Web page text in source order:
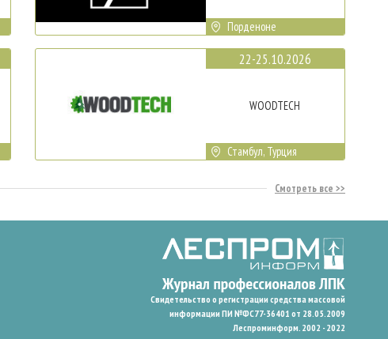
Порденоне
22-25.10.2026
WOODTECH
Стамбул, Турция
Смотреть все
Свидетельство о регистрации средства массовой
информации ПИ №ФС77-36401 от 28.05.2009
Леспроминформ. 2002 - 2022